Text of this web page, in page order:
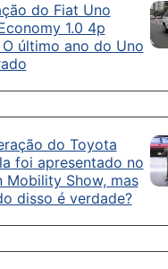
do Fiat Uno
1.0 4p
O último ano do Uno
do Toyota
foi apresentado no
Mobility Show, mas
disso é verdade?